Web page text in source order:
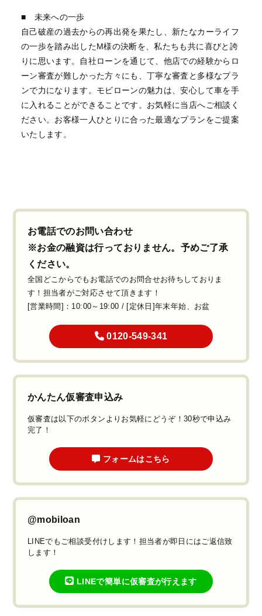
■ 未来への一歩
自己破産の過去からの再出発を果たし、新たなカーライフ
の一歩を踏み出したM様の決断を、私たちも共に喜びと誇
りに思います。自社ローンを通じて、他店での経験からロ
ーン審査が難しかった方々にも、丁寧な審査と多様なプラ
ンで力になります。モビローンの魅力は、安心して車を手
に入れることができることです。お気軽に当店へご相談く
ださい。お客様一人ひとりに合った最適なプランをご提案
いたします。
お電話でのお問い合わせ
※お金の融資は行っておりません。予めご了承
ください。
全国どこからでもお電話でのお問合せお待ちしておりま
す！担当者がご対応させて頂きます！
[営業時間]：10:00～19:00 / [定休日]年末年始、お盆
0120-549-341
かんたん仮審査申込み
仮審査は以下のボタンよりお気軽にどうぞ！30秒で申込み
完了！
フォームはこちら
@mobiloan
LINEでもご相談受付けします！担当者が即日にはご返信致
します！
LINEで簡単に仮審査が行えます